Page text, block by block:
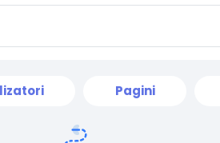
Pagini